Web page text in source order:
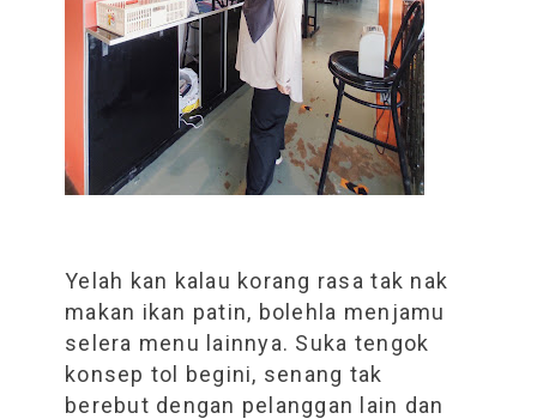
Yelah kan kalau korang rasa tak nak
makan ikan patin, bolehla menjamu
selera menu lainnya. Suka tengok
konsep tol begini, senang tak
berebut dengan pelanggan lain dan